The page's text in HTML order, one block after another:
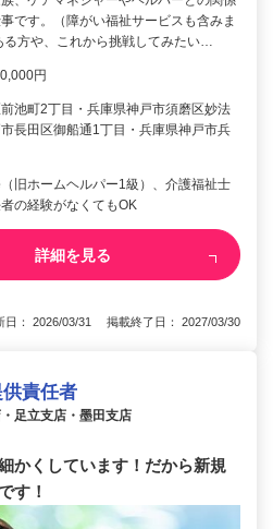
です。（障がい福祉サービスも含みま
る方や、これから挑戦してみたい…
円
池町2丁目・兵庫県神戸市須磨区妙法
長田区御船通1丁目・兵庫県神戸市兵
旧ホームヘルパー1級）、介護福祉士
の経験がなくてもOK
詳細を見る
日： 2026/03/31 掲載終了日： 2027/03/30
責任者
足立支店・墨田支店
かくしています！だから新規
す！